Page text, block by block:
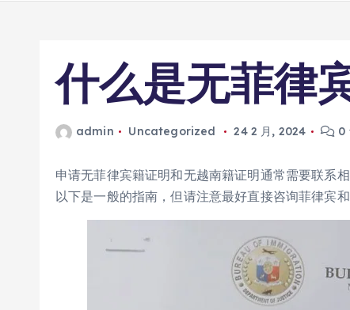
什么是无菲律
admin Uncategorized 24 2 月, 2024 0
申请无菲律宾籍证明和无越南籍证明通常需要联系
以下是一般的指南，但请注意最好直接咨询菲律宾